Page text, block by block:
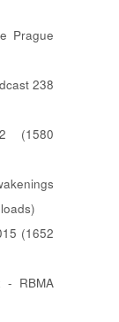
Prague
238
(1580
(1652
- RBMA